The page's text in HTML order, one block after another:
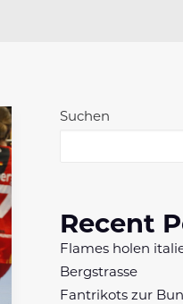
Suchen
Recent
Flames holen
Bergstrasse
Fantrikots zur